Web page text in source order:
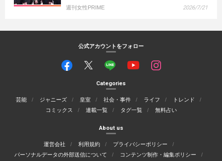
週刊女性PRIME 2026/7/21
公式アカウントをフォロー
Categories
芸能 ジャニーズ 皇室 社会・事件 ライフ
トレンド
コミックス
連載一覧 タグ一覧 無料占い
About us
運営会社 利用規約
プライバシーポリシー
パーソナルデータの外部送信について
コンテンツ制作・編集ポリシー